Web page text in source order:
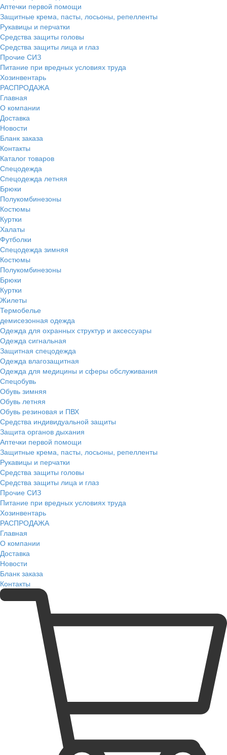
Аптечки первой помощи
Защитные крема, пасты, лосьоны, репелленты
Рукавицы и перчатки
Средства защиты головы
Средства защиты лица и глаз
Прочие СИЗ
Питание при вредных условиях труда
Хозинвентарь
РАСПРОДАЖА
Главная
О компании
Доставка
Новости
Бланк заказа
Контакты
Каталог товаров
Спецодежда
Спецодежда летняя
Брюки
Полукомбинезоны
Костюмы
Куртки
Халаты
Футболки
Спецодежда зимняя
Костюмы
Полукомбинезоны
Брюки
Куртки
Жилеты
Термобелье
демисезонная одежда
Одежда для охранных структур и аксессуары
Одежда сигнальная
Защитная спецодежда
Одежда влагозащитная
Одежда для медицины и сферы обслуживания
Спецобувь
Обувь зимняя
Обувь летняя
Обувь резиновая и ПВХ
Средства индивидуальной защиты
Защита органов дыхания
Аптечки первой помощи
Защитные крема, пасты, лосьоны, репелленты
Рукавицы и перчатки
Средства защиты головы
Средства защиты лица и глаз
Прочие СИЗ
Питание при вредных условиях труда
Хозинвентарь
РАСПРОДАЖА
Главная
О компании
Доставка
Новости
Бланк заказа
Контакты